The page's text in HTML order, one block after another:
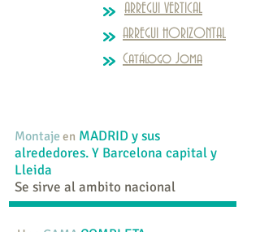
ARREGUI VERTICAL
ARREGUI HORIZONTAL
Catálogo Joma
Montaje en MADRID y sus
alrededores.Y Barcelona capital y
Lleida
Se sirve al ambito nacional